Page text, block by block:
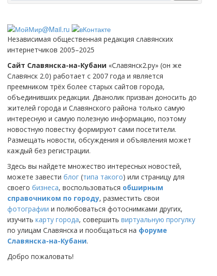
Независимая общественная редакция славянских
интернетчиков 2005–2025
Сайт Славянска-на-Кубани «Славянск2.ру» (он же
Славянск 2.0) работает с 2007 года и является
преемником трёх более старых сайтов города,
объединивших редакции. Дванолик призван доносить до
жителей города и Славянского района только самую
интересную и самую полезную информацию, поэтому
новостную повестку формируют сами посетители.
Размещать новости, обсуждения и объявления может
каждый без регистрации.
Здесь вы найдете множество интересных новостей,
можете завести блог (типа такого) или страницу для
своего бизнеса, воспользоваться обширным
справочником по городу, разместить свои
фотографии и полюбоваться фотоснимками других,
изучить карту города, совершить виртуальную прогулку
по улицам Славянска и пообщаться на форуме
Славянска-на-Кубани.
Добро пожаловать!